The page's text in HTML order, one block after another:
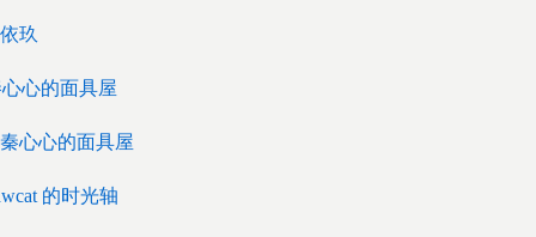
依玖
秦心心的面具屋